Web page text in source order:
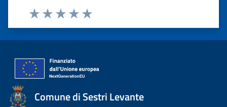
Valuta 5 stelle su 5
Valuta 4 stelle su 5
Valuta 3 stelle su 5
Valuta 2 stelle su 5
Valuta 1 stelle su 5
Comune di Sestri Levante